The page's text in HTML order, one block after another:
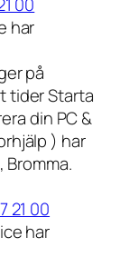
har
på
tider Starta
din PC &
) har
Bromma.
21 00
har